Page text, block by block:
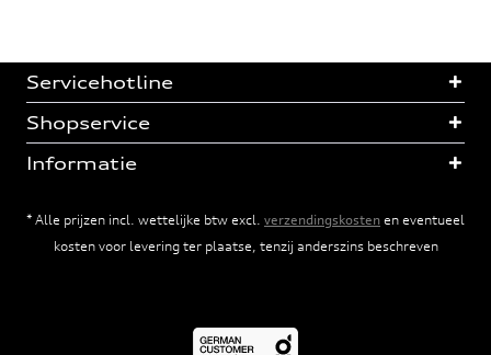
Servicehotline
Shopservice
Informatie
* Alle prijzen incl. wettelijke btw excl. verzendingskosten en eventueel
kosten voor levering ter plaatse, tenzij anderszins beschreven